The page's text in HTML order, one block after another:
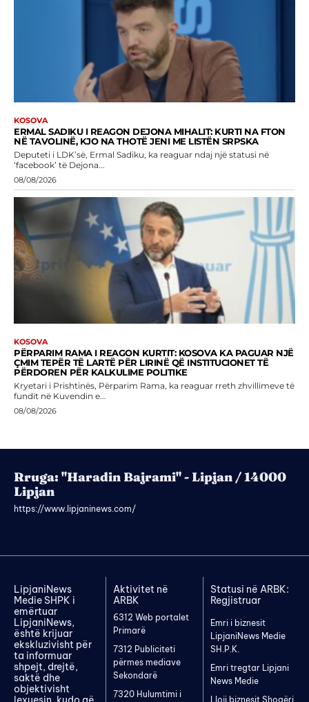
KOSOVA
ERMAL SADIKU I REAGON DEJONA MIHALIT: KURTI NA FTON
NË TAVOLINË, KJO NA THOTË JENI ME LISTËN SRPSKA
Deputeti i LDK’së, Ermal Sadiku, ka reaguar ndaj një statusi në
‘facebook’ të Dejona...
08/08/2026
KOSOVA
PËRPARIM RAMA I REAGON KURTIT: KOSOVA KA PAGUAR NJË
ÇMIM TEPËR TË LARTË PËR LIRINË QË INSTITUCIONET TË
PËRDOREN PËR KALKULIME POLITIKE
Kryetari i Prishtinës, Përparim Rama, ka reaguar rreth zhvillimeve të
fundit në Kuvendin e...
08/08/2026
Rruga: "Haradin Bajrami" - Lipjan / 14000
Lipjan
https://www.lipjaninews.com/
LipjaniNews
Medie SHPK i
emërtuar
LipjaniNews,
është krijuar
ekskluzivisht për
ta informuar
shpejt, drejtë,
saktë dhe
objektivisht
Aktivitet në
ARBK
6312 Web portalet
Primarë
7312 Publiciteti
përmes mediave
Sekondarë
7320 Hulumtimi i
Statusi në ARBK:
Regjistruar
Emri i biznesit
LipjaniNews Medie
SH.P.K.
Emri tregtar Lipjani
News Medie
Lloji biznesit Shoqëri